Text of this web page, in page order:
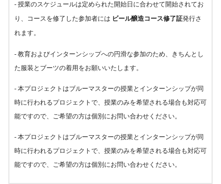
- 授業のスケジュールは定められた開始日に合わせて開始されてお
り、コースを修了した参加者には ビール醸造コース修了証発行さ
れます。
- 教育およびインターンシップへの円滑な参加のため、きちんとし
た服装とブーツの着用をお願いいたします。
- 本プロジェクトはブルーマスターの授業とインターンシップが同
時に行われるプロジェクトで、授業のみを希望される場合も対応可
能ですので、ご希望の方は個別にお問い合わせください。
- 本プロジェクトはブルーマスターの授業とインターンシップが同
時に行われるプロジェクトで、授業のみを希望される場合も対応可
能ですので、ご希望の方は個別にお問い合わせください。